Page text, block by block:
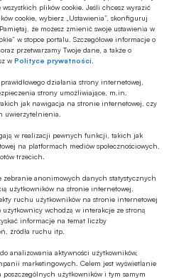
wszystkich plików cookie. Jeśli chcesz wyrazić
cookie, wybierz „Ustawienia”, skonfiguruj
że możesz zmienić swoje ustawienia w
w stopce portalu. Szczegółowe informacje o
przetwarzamy Twoje dane, a także o
wPolityce prywatności
działania strony internetowej,
strony umożliwiające, m.in.
jak nawigacja na stronie internetowej, czy
uwierzytelnienia.
w realizacji pewnych funkcji, takich jak
na platformach mediów społecznościowych,
trzecich.
zebranie anonimowych danych statystycznych
użytkowników na stronie internetowej.
ruchu użytkowników na stronie internetowej
użytkownicy wchodzą w interakcje ze stroną
informacje na temat liczby
źródła ruchu itp.
analizowania aktywności użytkowników,
marketingowych. Celem jest wyświetlanie
użytkowników i tym samym
nie tylko
odrębnym, masowym
rynku finansowania
zasadach
w sprawach frankowych